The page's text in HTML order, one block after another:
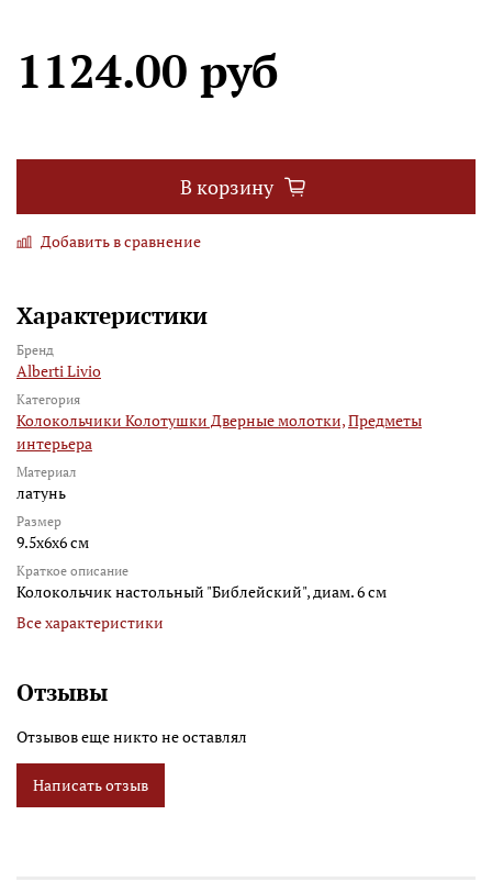
1124.00 руб
В корзину
Добавить в сравнение
Характеристики
Бренд
Alberti Livio
Категория
Колокольчики Колотушки Дверные молотки,Предметы
интерьера
Материал
латунь
Размер
9.5x6x6 см
Краткое описание
Колокольчик настольный "Библейский", диам. 6 см
Все характеристики
Отзывы
Отзывов еще никто не оставлял
Написать отзыв